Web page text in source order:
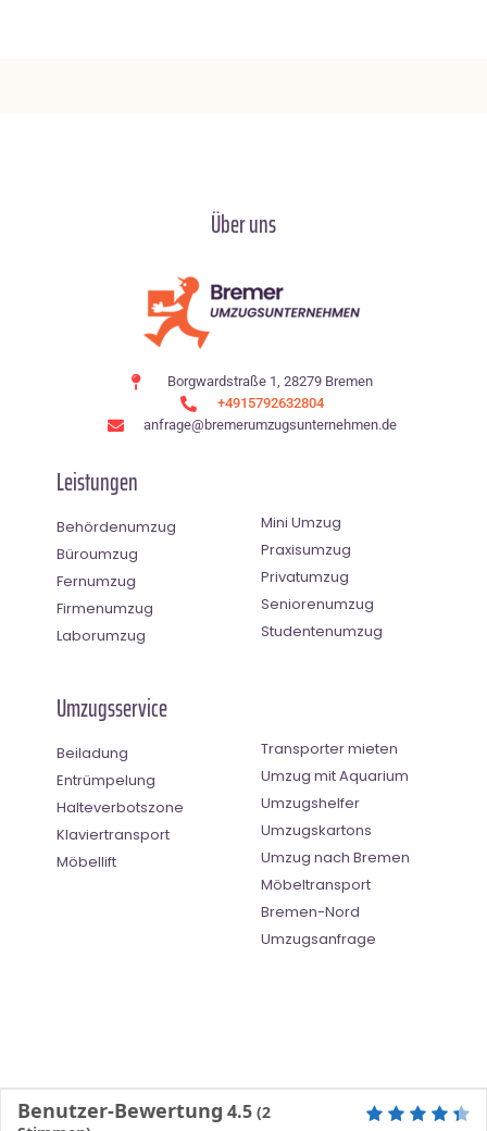
Über uns
Borgwardstraße 1, 28279 Bremen
+4915792632804
anfrage@bremerumzugsunternehmen.de
Leistungen
Behördenumzug
Büroumzug
Fernumzug
Firmenumzug
Laborumzug
Mini Umzug
Praxisumzug
Privatumzug
Seniorenumzug
Studentenumzug
Umzugsservice
Beiladung
Entrümpelung
Halteverbotszone
Klaviertransport
Möbellift
Transporter mieten
Umzug mit Aquarium
Umzugshelfer
Umzugskartons
Umzug nach Bremen
Möbeltransport
Bremen-Nord
Umzugsanfrage
Benutzer-Bewertung 4.5 (2